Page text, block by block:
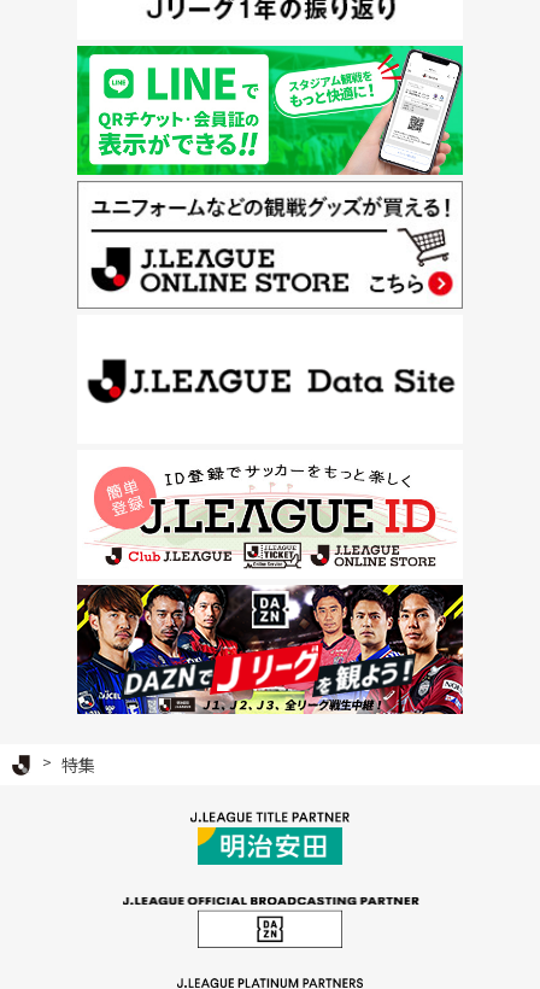
Ｊリーグ TOP
特集